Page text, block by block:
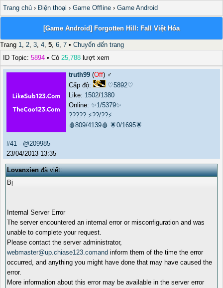
Trang chủ › Điện thoại › Game Offline › Game Android
[Game Android] Forgotten Hill: Fall Việt Hóa
Trang 1, 2, 3, 4, 5, 6, 7 • Chuyển đến trang
ID Topic: 5894 • Có 25,788 lượt xem
truth99 (Off) ♂️
Cấp độ:
♡5892♡
Like: 1502/1380
Online: ✨1/5379✨
????? ⚡??/??⚡
🩸809/4139🩸 🌟0/1695🌟
#41 - @209985
23/04/2013 13:35
Lovanxienđã viết:
Bị
Internal Server Error
The server encountered an internal error or misconfiguration and was
unable to complete your request.
Please contact the server administrator,
webmaster@up.chiase123.comand inform them of the time the error
occurred, and anything you might have done that may have caused the
error.
More information about this error may be available in the server error